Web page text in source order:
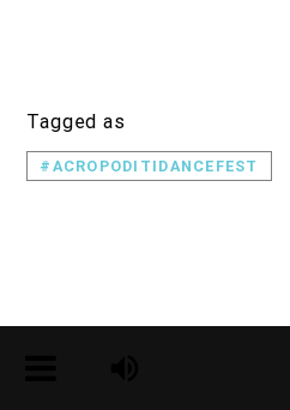
Tagged as
#ACROPODITIDANCEFEST